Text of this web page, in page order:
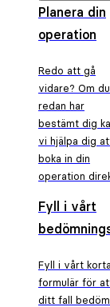
Planera din
operation
Redo att gå
vidare? Om du
redan har
bestämt dig
vi hjälpa dig
boka in din
operation
Fyll i vårt
Fyll i vårt korta
formulär för
ditt fall